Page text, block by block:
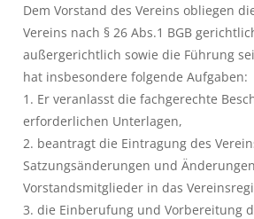
Dem Vorstand des Vereins obliegen
Vereins nach § 26 Abs.1 BGB
außergerichtlich sowie die Führung
hat insbesondere folgende Aufgaben:
1. Er veranlasst die fachgerechte
erforderlichen Unterlagen,
2. beantragt die Eintragung des
Satzungsänderungen und
Vorstandsmitglieder in das
3. die Einberufung und Vorbereitung